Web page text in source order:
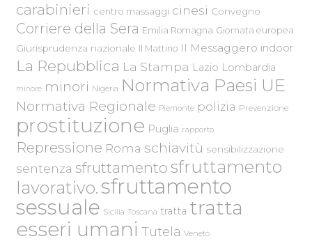
carabinieri centro massaggi cinesi Convegno
Corriere della Sera Emilia Romagna Giornata europea
Giurisprudenza nazionale Il Mattino Il Messaggero indoor
La Repubblica La Stampa Lazio Lombardia
minore minori Nigeria Normativa Paesi UE
Normativa Regionale Piemonte polizia Prevenzione
prostituzione Puglia rapporto
Repressione Roma schiavitù sensibilizzazione
sentenza sfruttamento sfruttamento
lavorativo.sfruttamento
sessuale Sicilia Toscana tratta tratta
esseri umani Tutela Veneto